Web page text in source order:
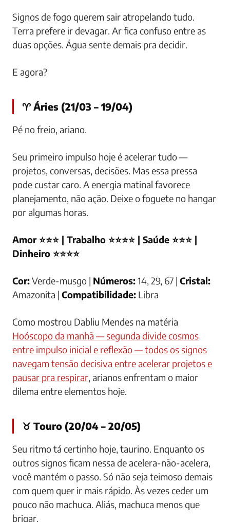
Signos de fogo querem sair atropelando tudo.
Terra prefere ir devagar. Ar fica confuso entre as
duas opções. Água sente demais pra decidir.
E agora?
♈ Áries (21/03 – 19/04)
Pé no freio, ariano.
Seu primeiro impulso hoje é acelerar tudo —
projetos, conversas, decisões. Mas essa pressa
pode custar caro. A energia matinal favorece
planejamento, não ação. Deixe o foguete no hangar
por algumas horas.
Amor ⭐⭐⭐ | Trabalho ⭐⭐⭐⭐ | Saúde ⭐⭐⭐ |
Dinheiro ⭐⭐⭐⭐
Cor:Verde-musgo | Números:14, 29, 67 | Cristal:
Amazonita | Compatibilidade: Libra
Como mostrou Dabliu Mendes na matéria
Hoóscopo da manhã — segunda divide cosmos
entre impulso inicial e reflexão — todos os signos
navegam tensão decisiva entre acelerar projetos e
pausar pra respirar, arianos enfrentam o maior
dilema entre elementos hoje.
♉ Touro (20/04 – 20/05)
Seu ritmo tá certinho hoje, taurino. Enquanto os
outros signos ficam nessa de acelera-não-acelera,
você mantém o passo. Só não seja teimoso demais
com quem quer ir mais rápido. Às vezes ceder um
pouco não machuca. Aliás, machuca menos que
brigar.